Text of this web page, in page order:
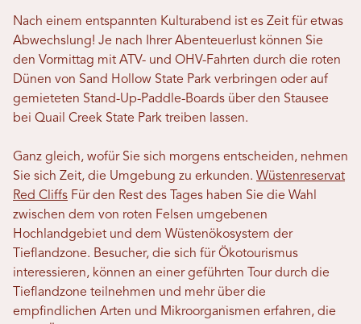
Nach einem entspannten Kulturabend ist es Zeit für etwas
Abwechslung! Je nach Ihrer Abenteuerlust können Sie
den Vormittag mit ATV- und OHV-Fahrten durch die roten
Dünen von Sand Hollow State Park verbringen oder auf
gemieteten Stand-Up-Paddle-Boards über den Stausee
bei Quail Creek State Park treiben lassen.
Ganz gleich, wofür Sie sich morgens entscheiden, nehmen
Sie sich Zeit, die Umgebung zu erkunden. Wüstenreservat
Red Cliffs Für den Rest des Tages haben Sie die Wahl
zwischen dem von roten Felsen umgebenen
Hochlandgebiet und dem Wüstenökosystem der
Tieflandzone. Besucher, die sich für Ökotourismus
interessieren, können an einer geführten Tour durch die
Tieflandzone teilnehmen und mehr über die
empfindlichen Arten und Mikroorganismen erfahren, die